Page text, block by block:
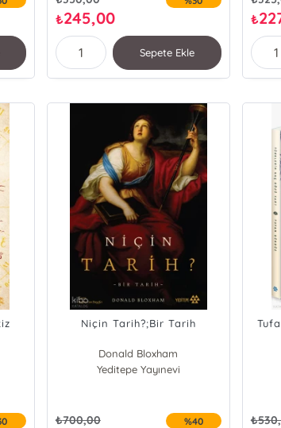
₺245,00
Sepete Ekle
₺
Niçin Tarih?;Bir Tarih
Donald Bloxham
Yeditepe Yayınevi
₺700,00 %40 ₺